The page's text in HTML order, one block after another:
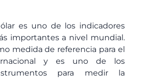
es uno de los indicadores
importantes a nivel mundial.
medida de referencia para el
y es uno de los
para medir la